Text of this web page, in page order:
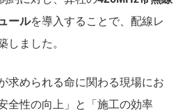
ールを導入することで、配線レ
しました。
求められる命に関わる現場にお
全性の向上」と「施工の効率